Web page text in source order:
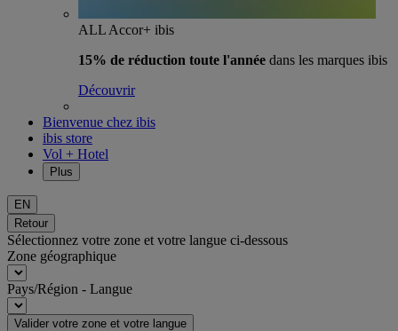
ALL Accor+ ibis
15% de réduction toute l'année dans les marques ibis
Découvrir
Bienvenue chez ibis
ibis store
Vol + Hotel
Plus
EN
Retour
Sélectionnez votre zone et votre langue ci-dessous
Zone géographique
Pays/Région - Langue
Valider votre zone et votre langue